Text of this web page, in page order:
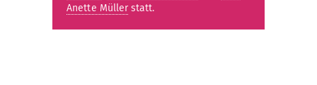
Anette Müller statt.